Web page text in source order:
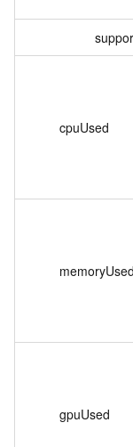
cpuUsed
memoryUsed
gpuUsed